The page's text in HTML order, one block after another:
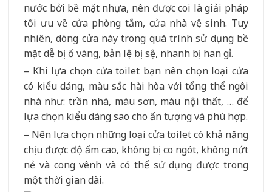
nước bởi bề mặt nhựa, nên được coi là giải pháp
tối ưu về cửa phòng tắm, cửa nhà vệ sinh. Tuy
nhiên, dòng cửa này trong quá trình sử dụng bề
mặt dễ bị ố vàng, bản lệ bị sệ, nhanh bị han gỉ.
– Khi lựa chọn cửa toilet bạn nên chọn loại cửa
có kiểu dáng, màu sắc hài hòa với tổng thể ngôi
nhà như: trần nhà, màu sơn, màu nội thất, … để
lựa chọn kiểu dáng sao cho ấn tượng và phù hợp.
– Nên lựa chọn những loại cửa toilet có khả năng
chịu được độ ẩm cao, không bị co ngót, không nứt
nẻ và cong vênh và có thể sử dụng được trong
một thời gian dài.